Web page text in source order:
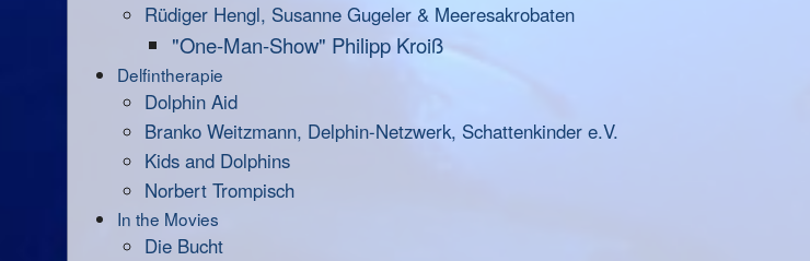
Rüdiger Hengl, Susanne Gugeler & Meeresakrobaten
"One-Man-Show" Philipp Kroiß
Delfintherapie
Dolphin Aid
Branko Weitzmann, Delphin-Netzwerk, Schattenkinder e.V.
Kids and Dolphins
Norbert Trompisch
In the Movies
Die Bucht